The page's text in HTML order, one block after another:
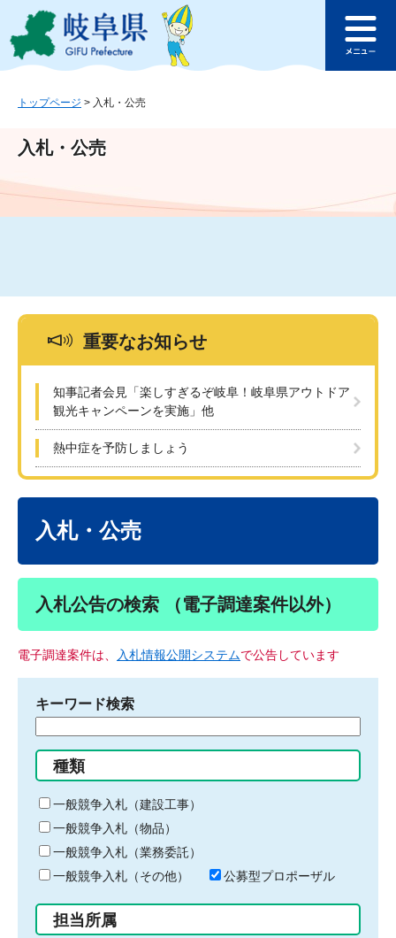
ジ
ュ
文
このページの本文へ
ュ
トップページ > 入札・公売
入札・公売
重要なお知らせ
知事記者会見「楽しすぎるぞ岐阜！岐阜県アウトドア
観光キャンペーンを実施」他
熱中症を予防しましょう
入札・公売
入札公告の検索 （電子調達案件以外）
電子調達案件は、 入札情報公開システムで公告しています
キーワード検索
る
キ
ー
ワ
ー
ド
入
力
種類
一般競争入札（建設工事）
一般競争入札（物品）
一般競争入札（業務委託）
一般競争入札（その他）
公募型プロポーザル
担当所属